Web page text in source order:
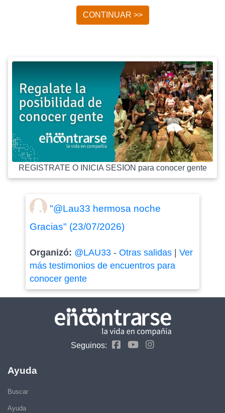
CONTINUAR >>
REGISTRATE O INICIA SESION para conocer gente
"@Lau33 hermosa noche
Gracias" (23/07/2026)
Organizó: @LAU33- Otras salidas| Ver
más testimonios de encuentros para
conocer gente
Seguinos:
Ayuda
Buscar
Ayuda